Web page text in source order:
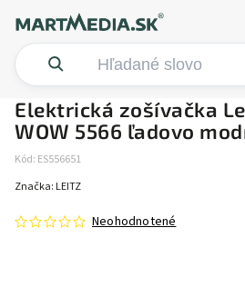
Elektrická zošívačka
WOW 5566 ľadovo
Kód: ES556651
Neohodnotené
Značka: LEITZ